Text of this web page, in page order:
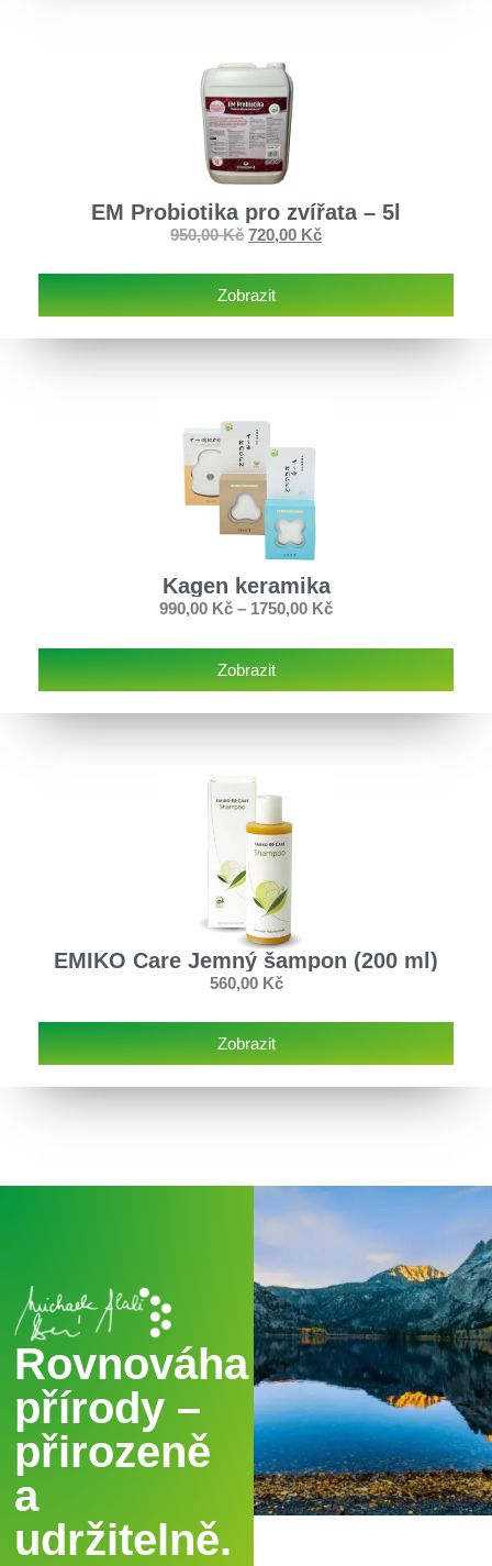
EM Probiotika pro zvířata – 5l
950,00Kč 720,00 Kč
Zobrazit
Kagen keramika
990,00 Kč – 1750,00 Kč
Zobrazit
EMIKO Care Jemný šampon (200 ml)
560,00 Kč
Zobrazit
Rovnováha
přírody –
přirozeně
a
udržitelně.